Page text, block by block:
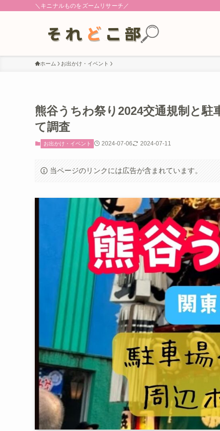
＼キニナルものをズームリサーチ／
ホーム お出かけ・イベント
熊谷うちわ祭り2024交通規制と駐
て調査
お出かけ・イベント 2024-07-06 2024-07-11
当ページのリンクには広告が含まれています。